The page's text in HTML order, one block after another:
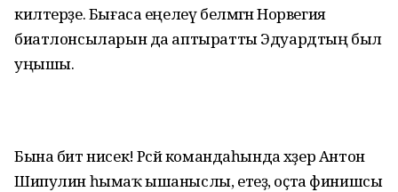
килтерҙе. Бығаса еңелеү белмәгән Норвегия
биатлонсыларын да аптыратты Эдуардтың был
уңышы.
Бына бит нисек! Рәсәй командаһында хәҙер Антон
Шипулин һымаҡ ышаныслы, етеҙ, оҫта финишсы